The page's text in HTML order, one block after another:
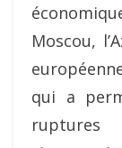
Moscou,
qui a
ruptures